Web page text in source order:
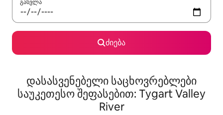
გასვლა
ძიება
დასასვენებელი საცხოვრებლები
საუკეთესო შეფასებით: Tygart Valley
River